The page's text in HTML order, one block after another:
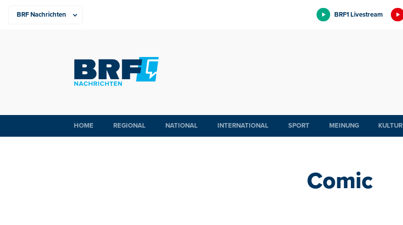
BRF1 Livestream
HOME REGIONAL NATIONAL INTERNATIONAL SPORT MEINUNG KULTUR
Comic